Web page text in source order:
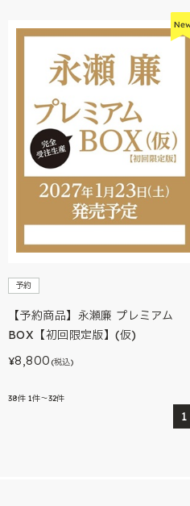
予約
【予約商品】永瀬廉 プレミアム
BOX【初回限定版】(仮)
¥8,800 (税込)
38件 1件～32件
1